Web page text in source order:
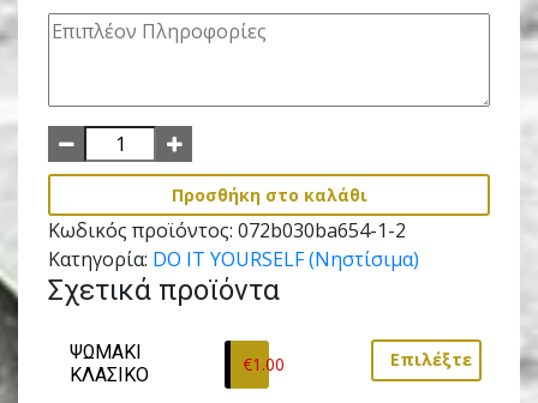
Προσθήκη στο καλάθι
Κωδικός προϊόντος: 072b030ba654-1-2
Κατηγορία: DO IT YOURSELF (Νηστίσιμα)
Σχετικά προϊόντα
ΨΩΜΑΚΙ
ΚΛΑΣΙΚΟ
€1.00 Επιλέξτε